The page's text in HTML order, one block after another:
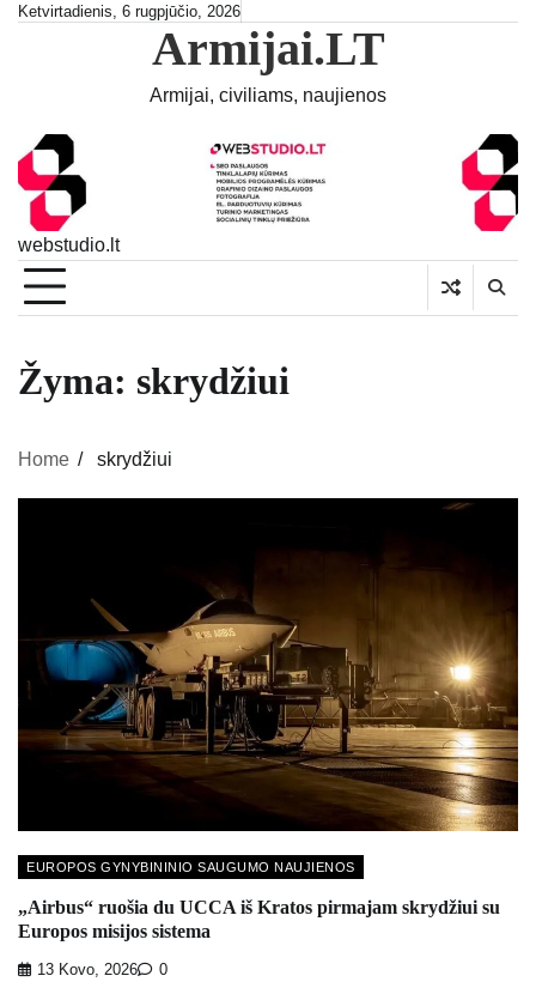
SkipKetvirtadienis, 6 rugpjūčio, 2026
Armijai.LT
Armijai, civiliams, naujienos
webstudio.lt
Žyma: skrydžiui
Home skrydžiui
EUROPOS GYNYBININIO SAUGUMO NAUJIENOS
„Airbus“ ruošia du UCCA iš Kratos pirmajam skrydžiui su
Europos misijos sistema
13 Kovo, 2026 0